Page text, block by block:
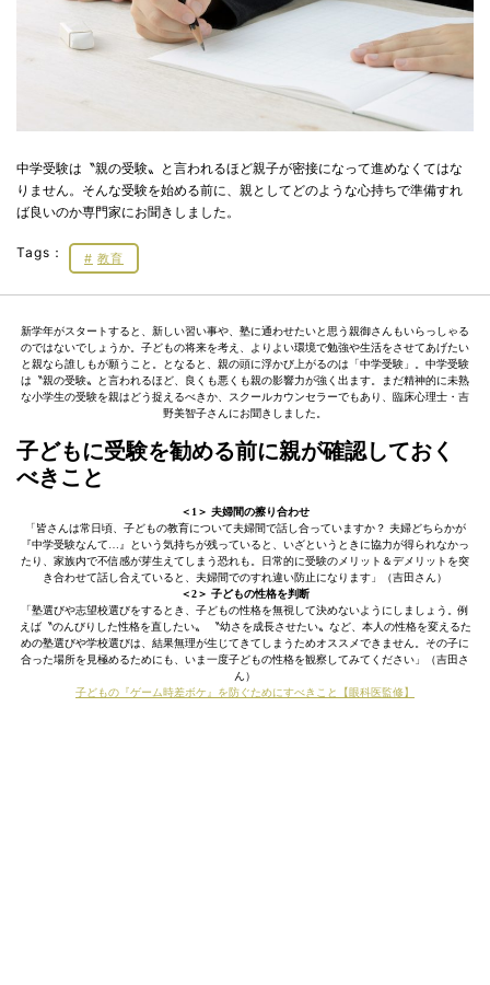
中学受験は〝親の受験〟と言われるほど親子が密接になって進めなくてはな
りません。そんな受験を始める前に、親としてどのような心持ちで準備すれ
ば良いのか専門家にお聞きしました。
Tags： 教育
新学年がスタートすると、新しい習い事や、塾に通わせたいと思う親御さんもいらっしゃる
のではないでしょうか。子どもの将来を考え、よりよい環境で勉強や生活をさせてあげたい
と親なら誰しもが願うこと。となると、親の頭に浮かび上がるのは「中学受験」。中学受験
は〝親の受験〟と言われるほど、良くも悪くも親の影響力が強く出ます。まだ精神的に未熟
な小学生の受験を親はどう捉えるべきか、スクールカウンセラーでもあり、臨床心理士・吉
野美智子さんにお聞きしました。
子どもに受験を勧める前に親が確認しておく
べきこと
＜1＞ 夫婦間の擦り合わせ
「皆さんは常日頃、子どもの教育について夫婦間で話し合っていますか？ 夫婦どちらかが
『中学受験なんて…』という気持ちが残っていると、いざというときに協力が得られなかっ
たり、家族内で不信感が芽生えてしまう恐れも。日常的に受験のメリット＆デメリットを突
き合わせて話し合えていると、夫婦間でのすれ違い防止になります」（吉田さん）
＜2＞ 子どもの性格を判断
「塾選びや志望校選びをするとき、子どもの性格を無視して決めないようにしましょう。例
えば〝のんびりした性格を直したい〟 〝幼さを成長させたい〟など、本人の性格を変えるた
めの塾選びや学校選びは、結果無理が生じてきてしまうためオススメできません。その子に
合った場所を見極めるためにも、いま一度子どもの性格を観察してみてください」（吉田さ
ん）
子どもの『ゲーム時差ボケ』を防ぐためにすべきこと【眼科医監修】